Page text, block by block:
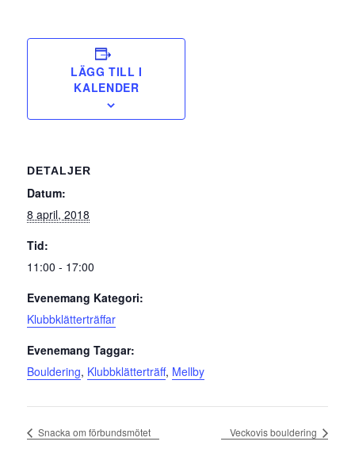
LÄGG TILL I
KALENDER
DETALJER
Datum:
8 april, 2018
Tid:
11:00 - 17:00
Evenemang Kategori:
Klubbklätterträffar
Evenemang Taggar:
Bouldering, Klubbklätterträff, Mellby
Snacka om förbundsmötet Veckovis bouldering